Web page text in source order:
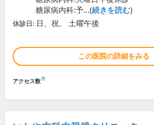
糖尿病内科:予...(続きを読む)
休診日: 日、祝、 土曜午後
この医院の詳細をみる
アクセス数※